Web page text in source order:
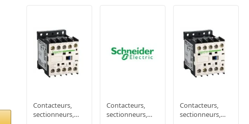
Contacteurs,
sectionneurs,
Contacteurs,
sectionneurs,
Contacteurs,
sectionneurs,